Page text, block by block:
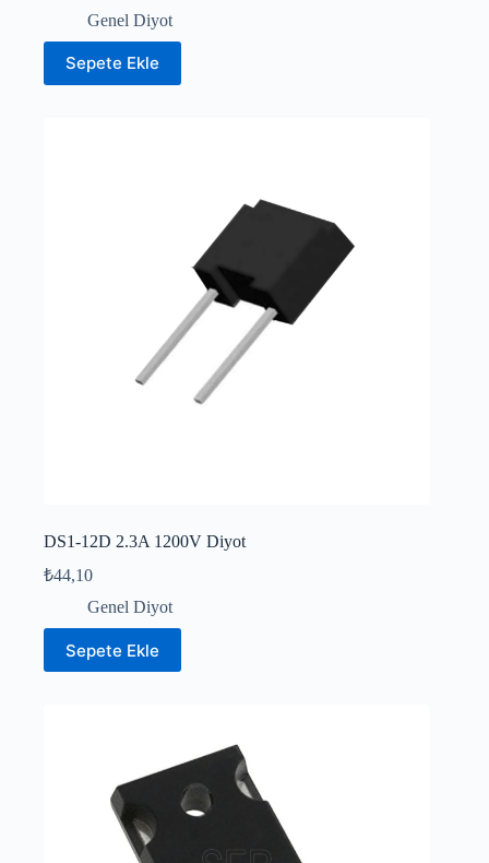
Genel Diyot
Sepete Ekle
DS1-12D 2.3A 1200V Diyot
₺44,10
Genel Diyot
Sepete Ekle